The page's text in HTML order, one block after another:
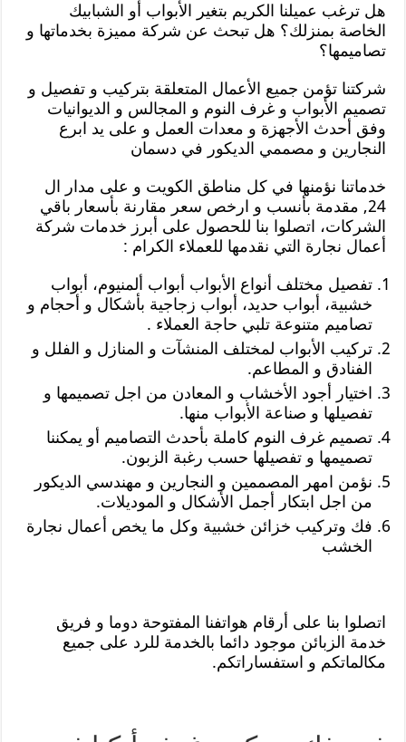
هل ترغب عميلنا الكريم بتغير الأبواب أو الشبابيك
الخاصة بمنزلك؟ هل تبحث عن شركة مميزة بخدماتها و
تصاميمها؟
شركتنا تؤمن جميع الأعمال المتعلقة بتركيب و تفصيل و
تصميم الأبواب و غرف النوم و المجالس و الديوانيات
وفق أحدث الأجهزة و معدات العمل و على يد ابرع
النجارين و مصممي الديكور في دسمان
خدماتنا نؤمنها في كل مناطق الكويت و على مدار ال
24, مقدمة بأنسب و ارخص سعر مقارنة بأسعار باقي
الشركات، اتصلوا بنا للحصول على أبرز خدمات شركة
أعمال نجارة التي نقدمها للعملاء الكرام :
تفصيل مختلف أنواع الأبواب أبواب ألمنيوم، أبواب
خشبية، أبواب حديد، أبواب زجاجية بأشكال و أحجام و
تصاميم متنوعة تلبي حاجة العملاء .
تركيب الأبواب لمختلف المنشآت و المنازل و الفلل و
الفنادق و المطاعم.
اختيار أجود الأخشاب و المعادن من اجل تصميمها و
تفصيلها و صناعة الأبواب منها.
تصميم غرف النوم كاملة بأحدث التصاميم أو يمكننا
تصميمها و تفصيلها حسب رغبة الزبون.
نؤمن امهر المصممين و النجارين و مهندسي الديكور
من اجل ابتكار أجمل الأشكال و الموديلات.
فك وتركيب خزائن خشبية وكل ما يخص أعمال نجارة
الخشب
اتصلوا بنا على أرقام هواتفنا المفتوحة دوما و فريق
خدمة الزبائن موجود دائما بالخدمة للرد على جميع
مكالماتكم و استفساراتكم.